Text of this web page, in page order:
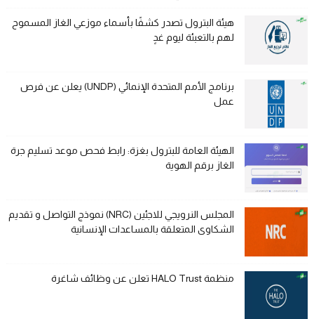
هيئة البترول تصدر كشفًا بأسماء موزعي الغاز المسموح
لهم بالتعبئة ليوم غدٍ
برنامج الأمم المتحدة الإنمائي (UNDP) يعلن عن فرص
عمل
الهيئة العامة للبترول بغزة: رابط فحص موعد تسليم جرة
الغاز برقم الهوية
المجلس النرويجي للاجئين (NRC) نموذج التواصل و تقديم
الشكاوى المتعلقة بالمساعدات الإنسانية
منظمة HALO Trust تعلن عن وظائف شاغرة